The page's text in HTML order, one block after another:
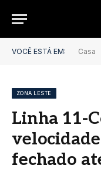
VOCÊ ESTÁ EM: Casa
ZONA LESTE
Linha 11-
fechado